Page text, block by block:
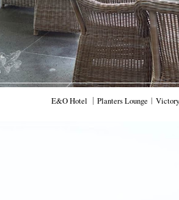
E&O Hotel ｜Planters